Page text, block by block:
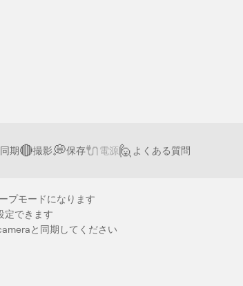
同期🔴撮影💭保存🔌電源🙋 よくある質問
プモードになります
定できます
と同期してください